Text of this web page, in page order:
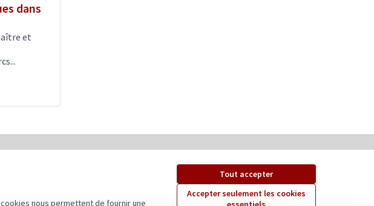
nous permettent de fournir une
Tout accepter
Accepter seulement les cookies
dans
et